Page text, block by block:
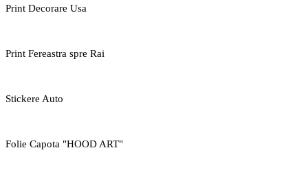
Print Decorare Usa
Print Fereastra spre Rai
Stickere Auto
Folie Capota "HOOD ART"